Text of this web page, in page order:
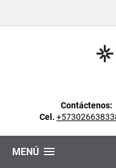
Contáctenos:
Cel.
MENÚ